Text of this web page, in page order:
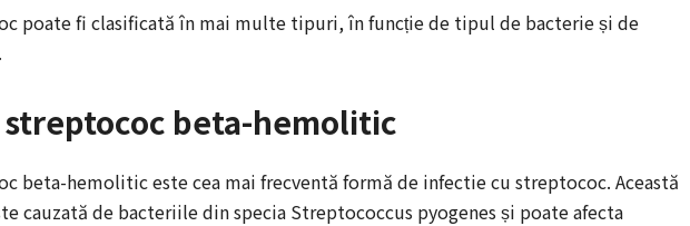
poate fi clasificată în mai multe tipuri, în funcție de tipul de bacterie și de
beta-hemolitic
beta-hemolitic este cea mai frecventă formă de infectie cu streptococ. Această
cauzată de bacteriile din specia Streptococcus pyogenes și poate afecta